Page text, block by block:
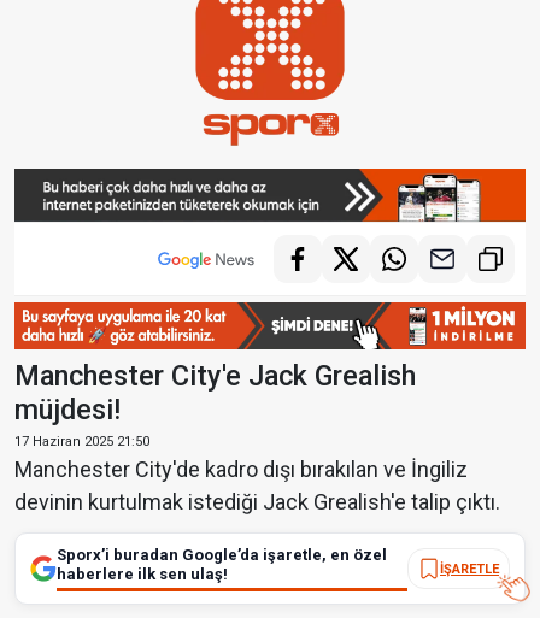
Manchester City'e Jack Grealish
müjdesi!
17 Haziran 2025 21:50
Manchester City'de kadro dışı bırakılan ve İngiliz
devinin kurtulmak istediği Jack Grealish'e talip çıktı.
Sporx’i buradan Google’da işaretle, en özel
haberlere ilk sen ulaş!
İŞARETLE